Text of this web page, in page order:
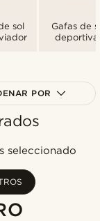
sol
Gafas de
POR
seleccionado